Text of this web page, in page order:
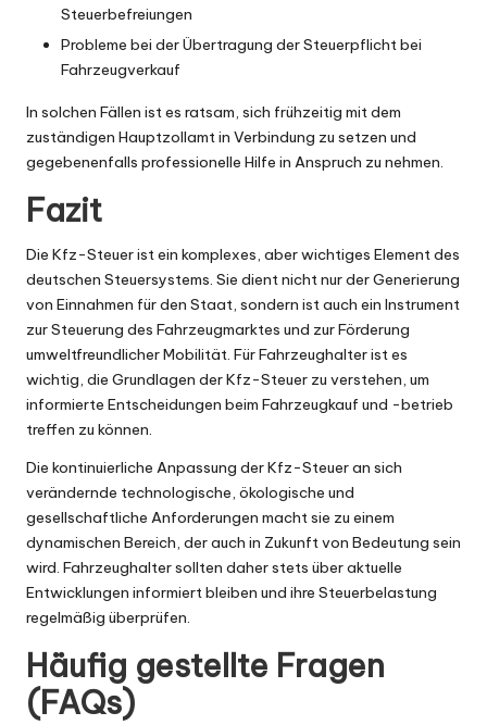
Steuerbefreiungen
Probleme bei der Übertragung der Steuerpflicht bei
Fahrzeugverkauf
In solchen Fällen ist es ratsam, sich frühzeitig mit dem
zuständigen Hauptzollamt in Verbindung zu setzen und
gegebenenfalls professionelle Hilfe in Anspruch zu nehmen.
Fazit
Die Kfz-Steuer ist ein komplexes, aber wichtiges Element des
deutschen Steuersystems. Sie dient nicht nur der Generierung
von Einnahmen für den Staat, sondern ist auch ein Instrument
zur Steuerung des Fahrzeugmarktes und zur Förderung
umweltfreundlicher Mobilität. Für Fahrzeughalter ist es
wichtig, die Grundlagen der Kfz-Steuer zu verstehen, um
informierte Entscheidungen beim Fahrzeugkauf und -betrieb
treffen zu können.
Die kontinuierliche Anpassung der Kfz-Steuer an sich
verändernde technologische, ökologische und
gesellschaftliche Anforderungen macht sie zu einem
dynamischen Bereich, der auch in Zukunft von Bedeutung sein
wird. Fahrzeughalter sollten daher stets über aktuelle
Entwicklungen informiert bleiben und ihre Steuerbelastung
regelmäßig überprüfen.
Häufig gestellte Fragen
(FAQs)